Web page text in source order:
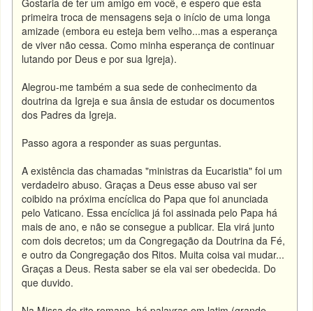
Gostaria de ter um amigo em você, e espero que esta
primeira troca de mensagens seja o início de uma longa
amizade (embora eu esteja bem velho...mas a esperança
de viver não cessa. Como minha esperança de continuar
lutando por Deus e por sua Igreja).
Alegrou-me também a sua sede de conhecimento da
doutrina da Igreja e sua ânsia de estudar os documentos
dos Padres da Igreja.
Passo agora a responder as suas perguntas.
A existência das chamadas "ministras da Eucaristia" foi um
verdadeiro abuso. Graças a Deus esse abuso vai ser
coibido na próxima encíclica do Papa que foi anunciada
pelo Vaticano. Essa encíclica já foi assinada pelo Papa há
mais de ano, e não se consegue a publicar. Ela virá junto
com dois decretos; um da Congregação da Doutrina da Fé,
e outro da Congregação dos Ritos. Muita coisa vai mudar...
Graças a Deus. Resta saber se ela vai ser obedecida. Do
que duvido.